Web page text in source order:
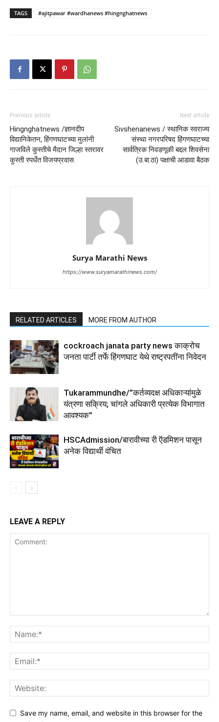
TAGS #ajitpawar #wardhanews #hingnghatnews
Previous article
Hingnghatnews /ज्ञानदीप
विद्यानिकेतन, हिंगणघाटच्या मुलांनी
गाजविले कुस्तीचे मैदान जिल्हा स्तरावर
कुस्ती स्पर्धेत विजयप्रवास.
Next article
Sivshenanews / स्थानिक स्वराज्य
संस्था नगरपरिषद हिंगणघाटच्या
सार्वत्रिक निवडणूकी बद्दल शिवसेना
(उ.बा.ठा) पक्षाची आडावा बैठक
Surya Marathi News
https://www.suryamarathinews.com/
RELATED ARTICLES MORE FROM AUTHOR
cockroach janata party news काक्रोच
जनता पार्टी तर्फे हिंगणघाट येथे राष्ट्रपतींना निवेदन
Tukarammundhe/”कर्तव्यदक्ष अधिकाऱ्यांमुळे
यंत्रणा सक्रिय; चांगले अधिकारी प्रत्येक विभागात
आवश्यक”
HSCAdmission/बारावीच्या री ऍडमिशन पासून
अनेक विद्यार्थी वंचित
LEAVE A REPLY
Save my name, email, and website in this browser for the